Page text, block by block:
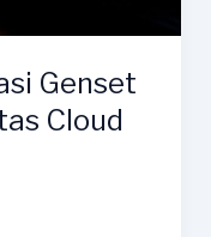
Genset
Cloud